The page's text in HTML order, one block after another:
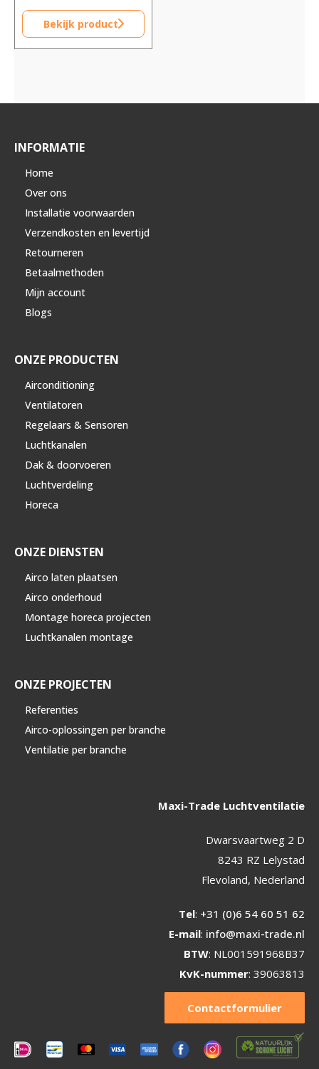
Bekijk product
INFORMATIE
Home
Over ons
Installatie voorwaarden
Verzendkosten en levertijd
Retourneren
Betaalmethoden
Mijn account
Blogs
ONZE PRODUCTEN
Airconditioning
Ventilatoren
Regelaars & Sensoren
Luchtkanalen
Dak & doorvoeren
Luchtverdeling
Horeca
ONZE DIENSTEN
Airco laten plaatsen
Airco onderhoud
Montage horeca projecten
Luchtkanalen montage
ONZE PROJECTEN
Referenties
Airco-oplossingen per branche
Ventilatie per branche
Maxi-Trade Luchtventilatie
Dwarsvaartweg 2 D
8243 RZ Lelystad
Flevoland, Nederland
Tel: +31 (0)6 54 60 51 62
E-mail: info@maxi-trade.nl
BTW: NL001591968B37
KvK-nummer: 39063813
Contactformulier